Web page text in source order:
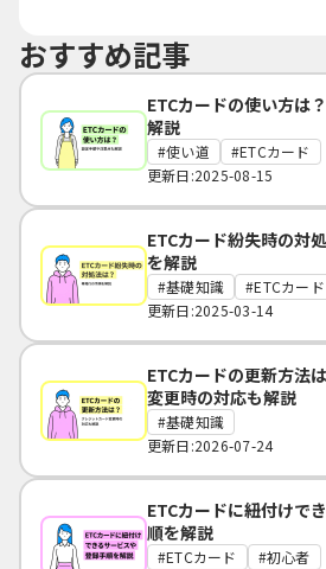
おすすめ記事
ETCカードの使い方は
解説
使い道
ETCカード
更新日:2025-08-15
ETCカード紛失時の対
を解説
基礎知識
ETCカード
更新日:2025-03-14
ETCカードの更新方法
変更時の対応も解説
基礎知識
更新日:2026-07-24
ETCカードに紐付けで
順を解説
ETCカード
初心者